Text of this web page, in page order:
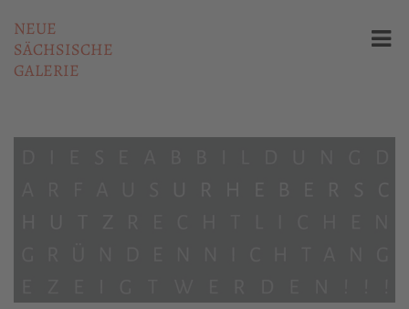
NEUE
SÄCHSISCHE
GALERIE